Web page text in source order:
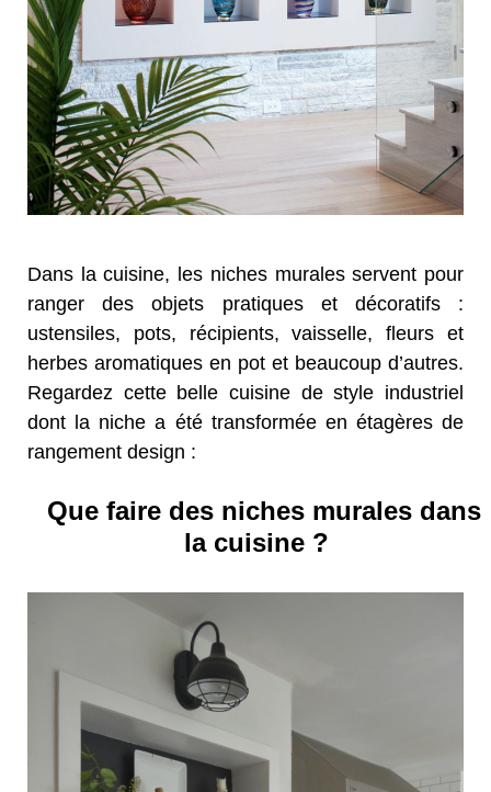
Dans la cuisine, les niches murales servent pour
ranger des objets pratiques et décoratifs :
ustensiles, pots, récipients, vaisselle, fleurs et
herbes aromatiques en pot et beaucoup d’autres.
Regardez cette belle cuisine de style industriel
dont la niche a été transformée en étagères de
rangement design :
Que faire des niches murales dans
la cuisine ?